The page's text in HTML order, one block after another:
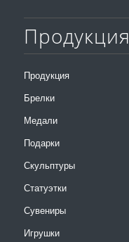
Продукция
Продукция
Брелки
Медали
Подарки
Скульптуры
Статуэтки
Сувениры
Игрушки